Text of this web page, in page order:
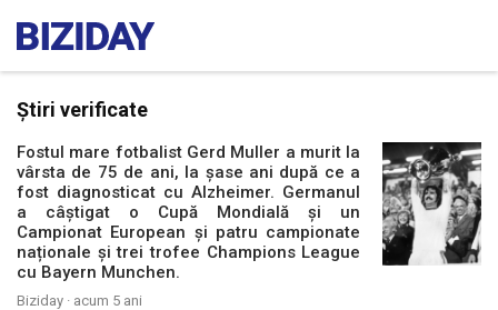
Știri verificate
Fostul mare fotbalist Gerd Muller a murit la
vârsta de 75 de ani, la șase ani după ce a
fost diagnosticat cu Alzheimer. Germanul
a câștigat o Cupă Mondială și un
Campionat European și patru campionate
naționale și trei trofee Champions League
cu Bayern Munchen.
Biziday · acum 5 ani